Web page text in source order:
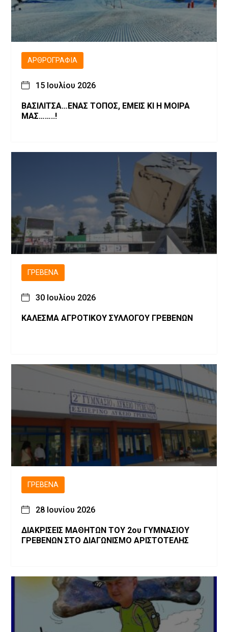
ΑΡΘΡΟΓΡΑΦΊΑ
15 Ιουλίου 2026
ΒΑΣΙΛΙΤΣΑ…ΕΝΑΣ ΤΟΠΟΣ, ΕΜΕΙΣ ΚΙ Η ΜΟΙΡΑ
ΜΑΣ……..!
ΓΡΕΒΕΝΆ
30 Ιουλίου 2026
ΚΑΛΕΣΜΑ ΑΓΡΟΤΙΚΟΥ ΣΥΛΛΟΓΟΥ ΓΡΕΒΕΝΩΝ
ΓΡΕΒΕΝΆ
28 Ιουνίου 2026
ΔΙΑΚΡΙΣΕΙΣ ΜΑΘΗΤΩΝ ΤΟΥ 2ου ΓΥΜΝΑΣΙΟΥ
ΓΡΕΒΕΝΩΝ ΣΤΟ ΔΙΑΓΩΝΙΣΜΟ ΑΡΙΣΤΟΤΕΛΗΣ